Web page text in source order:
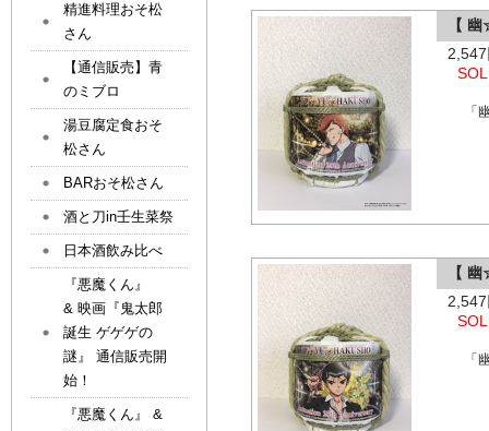
【
「
【
「
精進料理おそ松
さん
【通信販売】青
のミブロ
湯豆腐定食おそ
松さん
BARおそ松さん
酒と刀in壬生菜祭
日本酒飲み比べ
『悪魔くん』
& 映画『鬼太郎
誕生 ゲゲゲの
謎』 通信販売開
始！
『悪魔くん』 &